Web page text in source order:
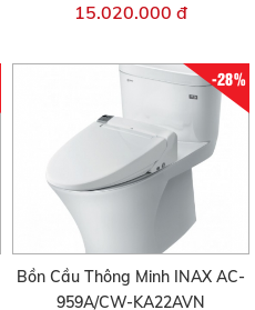
15.020.000 đ
-28%
Bồn Cầu Thông Minh INAX AC-
959A/CW-KA22AVN